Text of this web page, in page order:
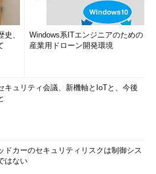
、
Windows系ITエンジニアのための
産業用ドローン開発環境
キュリティ会議、新機軸とIoTと、今後
ドカーのセキュリティリスクは制御シス
はない